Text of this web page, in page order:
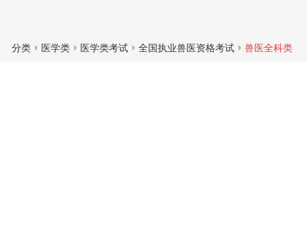
分类 医学类 医学类考试 全国执业兽医资格考试 兽医全科类